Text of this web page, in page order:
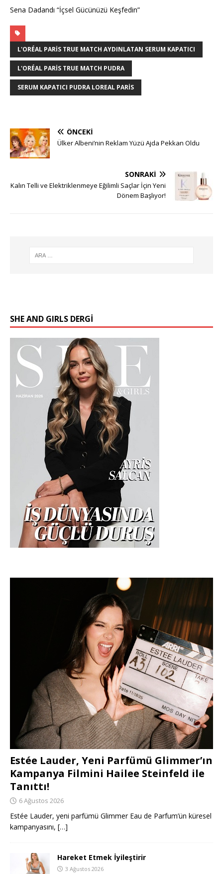
Sena Dadandı “İçsel Gücünüzü Keşfedin”
L'ORÉAL PARIS TRUE MATCH AYDINLATAN SERUM KAPATICI
L'ORÉAL PARIS TRUE MATCH PUDRA
SERUM KAPATICI PUDRA LOREAL PARIS
ÖNCEKI
Ülker Albeni’nin Reklam Yüzü Ajda Pekkan Oldu
SONRAKI
Kalın Telli ve Elektriklenmeye Eğilimli Saçlar İçin Yeni
Dönem Başlıyor!
SHE AND GIRLS DERGİ
Estée Lauder, Yeni Parfümü Glimmer’ın
Kampanya Filmini Hailee Steinfeld ile
Tanıttı!
6 Ağustos 2026
Estée Lauder, yeni parfümü Glimmer Eau de Parfum’ün küresel
kampanyasını, […]
Hareket Etmek İyileştirir
3 Ağustos 2026